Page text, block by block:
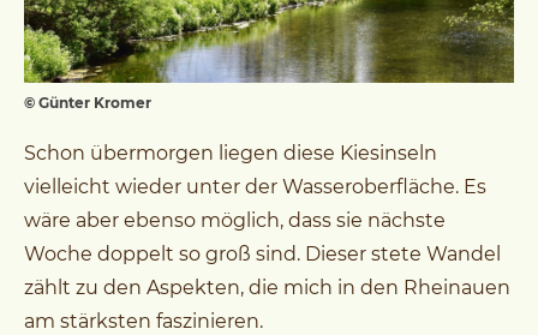
© Günter Kromer
Schon übermorgen liegen diese Kiesinseln
vielleicht wieder unter der Wasseroberfläche. Es
wäre aber ebenso möglich, dass sie nächste
Woche doppelt so groß sind. Dieser stete Wandel
zählt zu den Aspekten, die mich in den Rheinauen
am stärksten faszinieren.